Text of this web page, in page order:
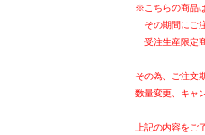
※こちらの商品
その期間にご
受注生産限定
その為、ご注文
数量変更、キャ
上記の内容をご